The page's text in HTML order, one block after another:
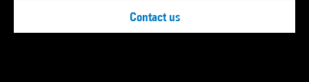
Contact us